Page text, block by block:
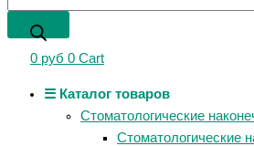
0 руб 0 Cart
☰ Каталог товаров
Стоматологические
Стоматологические